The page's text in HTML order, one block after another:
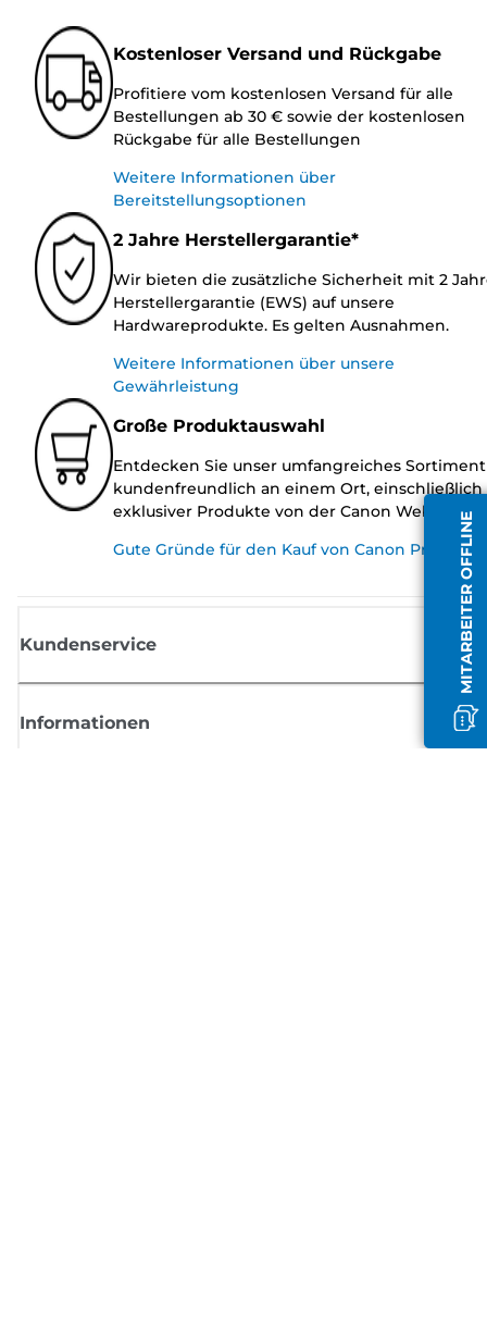
MITARBEITER OFFLINE
Kostenloser Versand und Rückgabe
Profitiere vom kostenlosen Versand für alle
Bestellungen ab 30 € sowie der kostenlosen
Rückgabe für alle Bestellungen
Weitere Informationen über
Bereitstellungsoptionen
2 Jahre Herstellergarantie*
Wir bieten die zusätzliche Sicherheit mit 2
Herstellergarantie (EWS) auf unsere
Hardwareprodukte. Es gelten Ausnahmen.
Weitere Informationen über unsere
Gewährleistung
Große Produktauswahl
Entdecken Sie unser umfangreiches Sortiment
kundenfreundlich an einem Ort, einschließlich
exklusiver Produkte von der Canon Website.
Gute Gründe für den Kauf von Canon
Kundenservice
Informationen